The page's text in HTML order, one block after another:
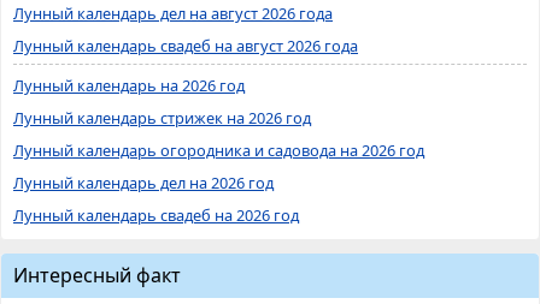
Лунный календарь дел на август 2026 года
Лунный календарь свадеб на август 2026 года
Лунный календарь на 2026 год
Лунный календарь стрижек на 2026 год
Лунный календарь огородника и садовода на 2026 год
Лунный календарь дел на 2026 год
Лунный календарь свадеб на 2026 год
Интересный факт